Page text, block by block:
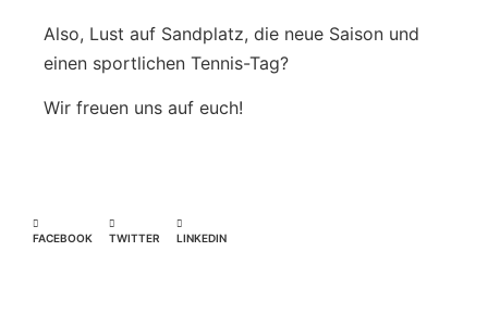
Also, Lust auf Sandplatz, die neue Saison und
einen sportlichen Tennis-Tag?
Wir freuen uns auf euch!
FACEBOOK TWITTER LINKEDIN